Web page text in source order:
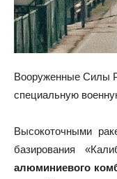
Вооруженные Силы
специальную
Высокоточными
базирования
алюминиевого